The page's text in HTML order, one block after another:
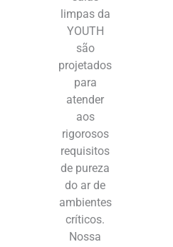
limpas da
YOUTH
são
projetados
para
atender
aos
rigorosos
requisitos
de pureza
do ar de
ambientes
críticos.
Nossa